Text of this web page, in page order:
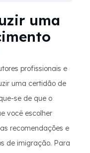
uma
profissionais e
uma certidão de
se de que o
você escolher
recomendações e
de imigração. Para